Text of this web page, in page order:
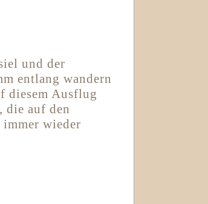
und der
entlang wandern
diesem Ausflug
die auf den
wieder